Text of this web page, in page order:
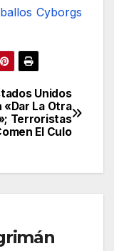
Cyborgs
Unidos
«Dar La Otra
Terroristas
El Culo